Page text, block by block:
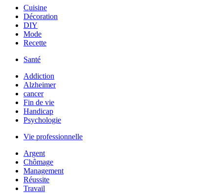
Cuisine
Décoration
DIY
Mode
Recette
Santé
Addiction
Alzheimer
cancer
Fin de vie
Handicap
Psychologie
Vie professionnelle
Argent
Chômage
Management
Réussite
Travail